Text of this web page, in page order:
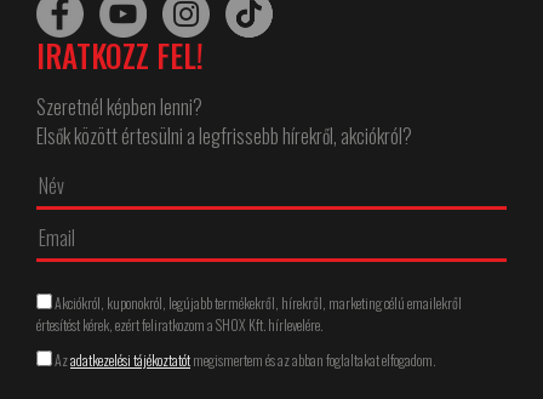
IRATKOZZ FEL!
Szeretnél képben lenni?
Elsők között értesülni a legfrissebb hírekről, akciókról?
Akciókról, kuponokról, legújabb termékekről, hírekről, marketing célú emailekről
értesítést kérek, ezért feliratkozom a SHOX Kft. hírlevelére.
Azadatkezelési tájékoztatótmegismertem és az abban foglaltakat elfogadom.